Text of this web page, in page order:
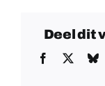
Deel dit
Facebook